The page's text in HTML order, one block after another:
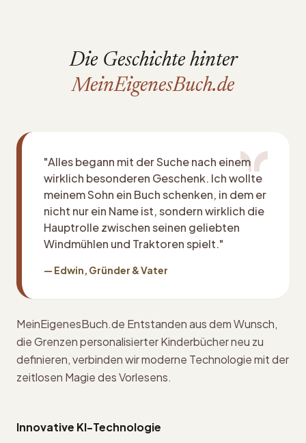
Die Geschichte hinter
MeinEigenesBuch.de
"Alles begann mit der Suche nach einem
wirklich besonderen Geschenk. Ich wollte
meinem Sohn ein Buch schenken, in dem er
nicht nur ein Name ist, sondern wirklich die
Hauptrolle zwischen seinen geliebten
Windmühlen und Traktoren spielt."
— Edwin, Gründer & Vater
MeinEigenesBuch.de Entstanden aus dem Wunsch,
die Grenzen personalisierter Kinderbücher neu zu
definieren, verbinden wir moderne Technologie mit der
zeitlosen Magie des Vorlesens.
Innovative KI-Technologie